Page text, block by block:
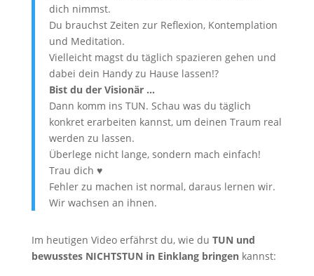
dich nimmst.
Du brauchst Zeiten zur Reflexion, Kontemplation
und Meditation.
Vielleicht magst du täglich spazieren gehen und
dabei dein Handy zu Hause lassen!?
Bist du der Visionär …
Dann komm ins TUN. Schau was du täglich
konkret erarbeiten kannst, um deinen Traum real
werden zu lassen.
Überlege nicht lange, sondern mach einfach!
Trau dich ♥
Fehler zu machen ist normal, daraus lernen wir.
Wir wachsen an ihnen.
Im heutigen Video erfährst du, wie du TUN und
bewusstes NICHTSTUN in Einklang bringenkannst: